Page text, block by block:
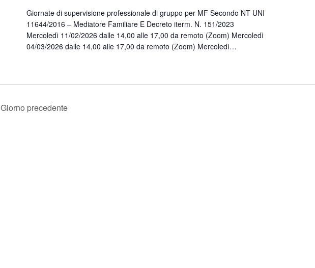
Giornate di supervisione professionale di gruppo per MF Secondo NT UNI
11644/2016 – Mediatore Familiare E Decreto iterm. N. 151/2023
Mercoledì 11/02/2026 dalle 14,00 alle 17,00 da remoto (Zoom) Mercoledì
04/03/2026 dalle 14,00 alle 17,00 da remoto (Zoom) Mercoledì…
Giorno precedente